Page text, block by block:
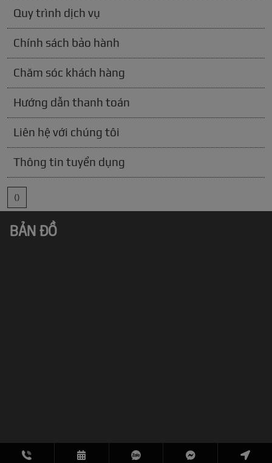
Quy trình dịch vụ
Chính sách bảo hành
Chăm sóc khách hàng
Hướng dẫn thanh toán
Liên hệ với chúng tôi
Thông tin tuyển dụng
()
BẢN ĐỒ